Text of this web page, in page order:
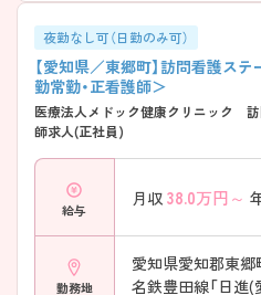
夜勤なし可（日勤のみ可）
【愛知県／東郷町】訪問看護ス
勤常勤・正看護師＞
医療法人メドック健康クリニック
師求人(正社員)
給与
月収 38.0万円～
勤務地
愛知県愛知郡東郷
名鉄豊田線「日進(